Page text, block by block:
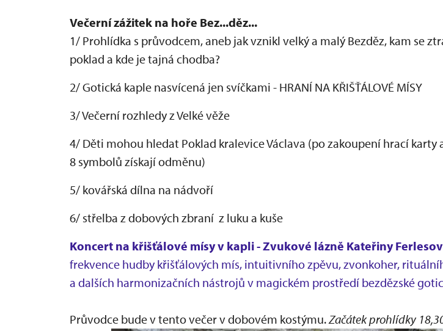
Večerní zážitek na hoře Bez...děz...
1/ Prohlídka s průvodcem, aneb jak vznikl velký a malý Bezděz, kam se
poklad a kde je tajná chodba?
2/ Gotická kaple nasvícená jen svíčkami - HRANÍ NA KŘIŠŤÁLOVÉ MÍSY
3/ Večerní rozhledy z Velké věže
4/ Děti mohou hledat Poklad kralevice Václava (po zakoupení hrací karty
8 symbolů získají odměnu)
5/ kovářská dílna na nádvoří
6/ střelba z dobových zbraní z luku a kuše
Koncert na křišťálové mísy v kapli - Zvukové lázně Kateřiny
frekvence hudby křišťálových mís, intuitivního zpěvu, zvonkoher,
a dalších harmonizačních nástrojů v magickém prostředí bezdězské
Průvodce bude v tento večer v dobovém kostýmu.Začátek prohlídky